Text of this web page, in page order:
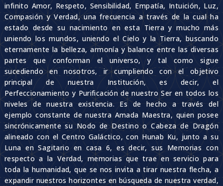
infinito Amor, Respeto, Sensibilidad, Empatía, Intuición, Luz,
Compasión y Verdad, una frecuencia a través de la cual ha
estado desde su nacimiento en esta Tierra y mucho más
uniendo los mundos, uniendo el Cielo y la Tierra, buscando
eternamente la belleza, armonía y balance entre las diversas
partes que conforman el universo, y tal como sigue
sucediendo en nosotros, ir cumpliendo con el objetivo
principal de nuestra Institución, es decir, el
Perfeccionamiento y Purificación de nuestro Ser en todos los
niveles de nuestra existencia. Es de hecho a través del
ejemplo constante de nuestra Amada Maestra, quien posee
sincrónicamente su Nodo de Destino o Cabeza de Dragón
alineado con el Centro Galáctico, con Hunab Ku, junto a su
Luna en Sagitario en casa 6, es decir, sus Memorias con
respecto a la Verdad, memorias que trae en servicio para
toda la humanidad, que se nos invita a tirar nuestra flecha, a
expandir nuestros horizontes en búsqueda de nuestra verdad,